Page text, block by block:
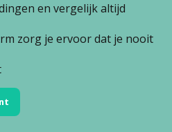
en vergelijk altijd
zorg je ervoor dat je nooit